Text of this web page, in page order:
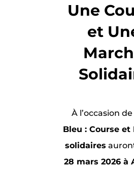
Une
et
À l’occasion de
Bleu : Course et
solidaires
28 mars 2026 à